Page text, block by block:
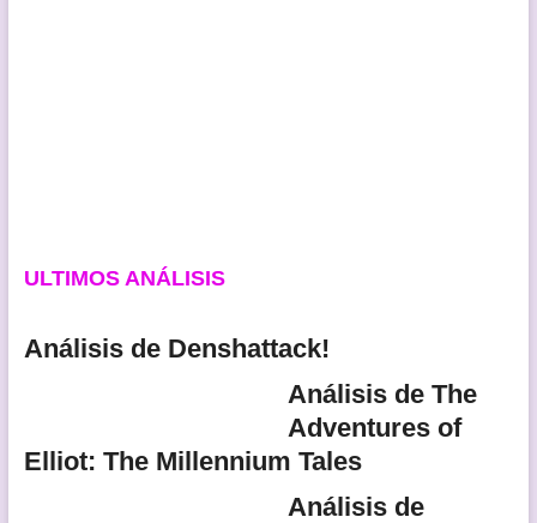
ULTIMOS ANÁLISIS
Análisis de Denshattack!
Análisis de The
Adventures of
Elliot: The Millennium Tales
Análisis de